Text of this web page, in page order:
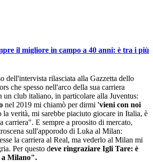
il migliore in campo a 40 anni: è tra i più
dell'intervista rilasciata alla Gazzetta dello
che spesso nell'arco della sua carriera
un club italiano, in particolare alla Juventus:
nel 2019 mi chiamò per dirmi 'vieni con noi
la verità, mi sarebbe piaciuto giocare in Italia, è
carriera". E sempre a proosito di mercato,
sull'apporodo di Luka al Milan:
la carriera al Real, ma vederlo al Milan mi
Per questo deve ringraziare Igli Tare: è
a Milano".